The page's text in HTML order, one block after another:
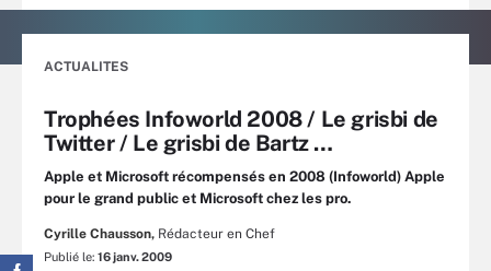
ACTUALITES
Trophées Infoworld 2008 / Le grisbi de
Twitter / Le grisbi de Bartz …
Apple et Microsoft récompensés en 2008 (Infoworld) Apple
pour le grand public et Microsoft chez les pro.
Cyrille Chausson, Rédacteur en Chef
Publié le: 16 janv. 2009